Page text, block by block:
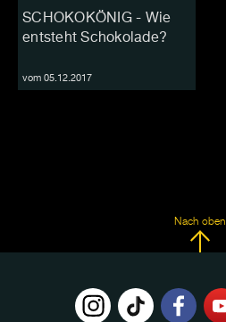
SCHOKOKÖNIG - Wie
entsteht Schokolade?
vom 05.12.2017
Nach oben